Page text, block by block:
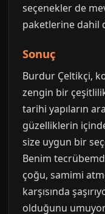
seçenekler de
paketlerine dahil
Sonuç
Burdur Çeltikçi,
zengin bir
tarihi yapıların
güzelliklerin
size uygun bir
Benim
çoğu, samimi
karşısında
olduğunu